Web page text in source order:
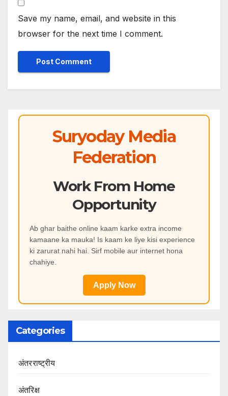
Save my name, email, and website in this
browser for the next time I comment.
Suryoday Media
Federation
Work From Home
Opportunity
Ab ghar baithe online kaam karke extra income
kamaane ka mauka! Is kaam ke liye kisi experience
ki zarurat nahi hai. Sirf mobile aur internet hona
chahiye.
Apply Now
Categories
अंतरराष्ट्रीय
अंतरिक्ष